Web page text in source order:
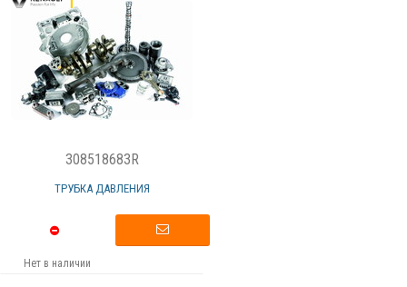
308518683R
ТРУБКА ДАВЛЕНИЯ
Нет в наличии